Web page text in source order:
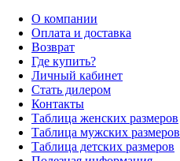
О компании
Оплата и доставка
Возврат
Где купить?
Личный кабинет
Стать дилером
Контакты
Таблица женских размеров
Таблица мужских размеров
Таблица детских размеров